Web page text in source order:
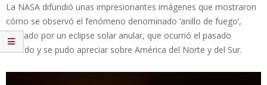
La NASA difundió unas impresionantes imágenes que mostraron
cómo se observó el fenómeno denominado ‘anillo de fuego’,
causado por un eclipse solar anular, que ocurrió el pasado
sábado y se pudo apreciar sobre América del Norte y del Sur.